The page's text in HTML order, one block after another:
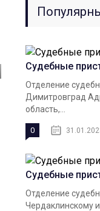
Судебные
Отделение
Димитровград
область,...
0
Судебные
Отделение
Чердаклинскому